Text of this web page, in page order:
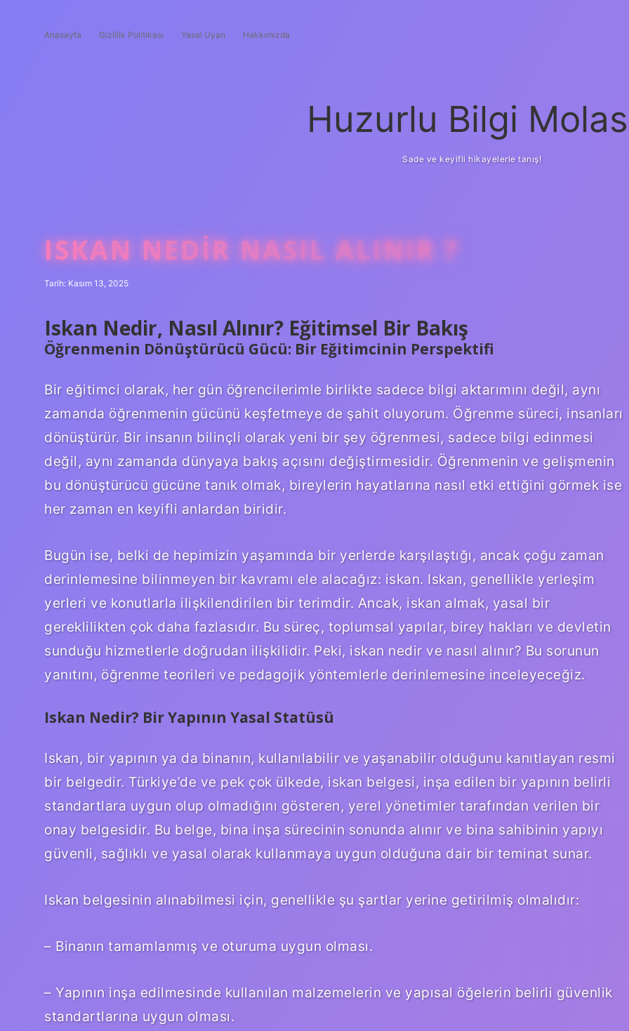
Anasayfa Gizlilik Politikası Yasal Uyarı Hakkımızda
Huzurlu Bilgi
Sade ve keyifli hikayelerle tanış!
ISKAN NEDIR NASIL ALINIR ?
Tarih: Kasım 13, 2025
Iskan Nedir, Nasıl Alınır? Eğitimsel Bir Bakış
Öğrenmenin Dönüştürücü Gücü: Bir Eğitimcinin Perspektifi
Bir eğitimci olarak, her gün öğrencilerimle birlikte sadece bilgi aktarımını değil, aynı
zamanda öğrenmenin gücünü keşfetmeye de şahit oluyorum. Öğrenme süreci, insanları
dönüştürür. Bir insanın bilinçli olarak yeni bir şey öğrenmesi, sadece bilgi edinmesi
değil, aynı zamanda dünyaya bakış açısını değiştirmesidir. Öğrenmenin ve gelişmenin
bu dönüştürücü gücüne tanık olmak, bireylerin hayatlarına nasıl etki ettiğini görmek ise
her zaman en keyifli anlardan biridir.
Bugün ise, belki de hepimizin yaşamında bir yerlerde karşılaştığı, ancak çoğu zaman
derinlemesine bilinmeyen bir kavramı ele alacağız: iskan. Iskan, genellikle yerleşim
yerleri ve konutlarla ilişkilendirilen bir terimdir. Ancak, iskan almak, yasal bir
gereklilikten çok daha fazlasıdır. Bu süreç, toplumsal yapılar, birey hakları ve devletin
sunduğu hizmetlerle doğrudan ilişkilidir. Peki, iskan nedir ve nasıl alınır? Bu sorunun
yanıtını, öğrenme teorileri ve pedagojik yöntemlerle derinlemesine inceleyeceğiz.
Iskan Nedir? Bir Yapının Yasal Statüsü
Iskan, bir yapının ya da binanın, kullanılabilir ve yaşanabilir olduğunu kanıtlayan resmi
bir belgedir. Türkiye’de ve pek çok ülkede, iskan belgesi, inşa edilen bir yapının belirli
standartlara uygun olup olmadığını gösteren, yerel yönetimler tarafından verilen bir
onay belgesidir. Bu belge, bina inşa sürecinin sonunda alınır ve bina sahibinin yapıyı
güvenli, sağlıklı ve yasal olarak kullanmaya uygun olduğuna dair bir teminat sunar.
Iskan belgesinin alınabilmesi için, genellikle şu şartlar yerine getirilmiş olmalıdır:
– Binanın tamamlanmış ve oturuma uygun olması.
– Yapının inşa edilmesinde kullanılan malzemelerin ve yapısal öğelerin belirli güvenlik
standartlarına uygun olması.